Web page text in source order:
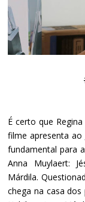
É certo que
filme apresenta ao
fundamental para
Anna Muylaert:
Márdila.
chega na casa